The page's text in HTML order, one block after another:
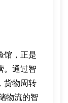
馆，正是
。通过智
货物周转
物流的智